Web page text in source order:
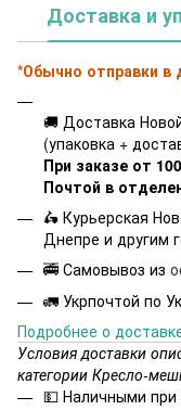
Доставка и
*Обычно отправки в
🚚 Доставка
(упаковка +
При заказе от
Почтой в
🛵 Курьерская
Днепре и другим
🚎 Самовывоз из
🚛 Укрпочтой по
Подробнее о
Условия доставки
категории Кресло-
💵 Наличными при